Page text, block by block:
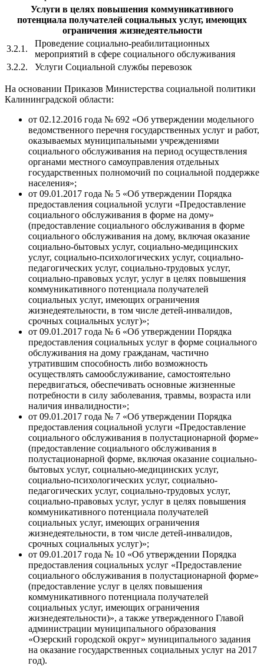
Услуги в целях повышения коммуникативного
потенциала получателей социальных услуг, имеющих
ограничения жизнедеятельности
3.2.1.
Проведение социально-реабилитационных
мероприятий в сфере социального обслуживания
3.2.2.
Услуги Социальной службы перевозок
На основании Приказов Министерства социальной политики
Калининградской области:
от 02.12.2016 года № 692 «Об утверждении модельного
ведомственного перечня государственных услуг и работ,
оказываемых муниципальными учреждениями
социального обслуживания на период осуществления
органами местного самоуправления отдельных
государственных полномочий по социальной поддержке
населения»;
от 09.01.2017 года № 5 «Об утверждении Порядка
предоставления социальной услуги «Предоставление
социального обслуживания в форме на дому»
(предоставление социального обслуживания в форме
социального обслуживания на дому, включая оказание
социально-бытовых услуг, социально-медицинских
услуг, социально-психологических услуг, социально-
педагогических услуг, социально-трудовых услуг,
социально-правовых услуг, услуг в целях повышения
коммуникативного потенциала получателей
социальных услуг, имеющих ограничения
жизнедеятельности, в том числе детей-инвалидов,
срочных социальных услуг)»;
от 09.01.2017 года № 6 «Об утверждении Порядка
предоставления социальных услуг в форме социального
обслуживания на дому гражданам, частично
утратившим способность либо возможность
осуществлять самообслуживание, самостоятельно
передвигаться, обеспечивать основные жизненные
потребности в силу заболевания, травмы, возраста или
наличия инвалидности»;
от 09.01.2017 года № 7 «Об утверждении Порядка
предоставления социальной услуги «Предоставление
социального обслуживания в полустационарной форме»
(предоставление социального обслуживания в
полустационарной форме, включая оказание социально-
бытовых услуг, социально-медицинских услуг,
социально-психологических услуг, социально-
педагогических услуг, социально-трудовых услуг,
социально-правовых услуг, услуг в целях повышения
коммуникативного потенциала получателей
социальных услуг, имеющих ограничения
жизнедеятельности, в том числе детей-инвалидов,
срочных социальных услуг)»;
от 09.01.2017 года № 10 «Об утверждении Порядка
предоставления социальных услуг «Предоставление
социального обслуживания в полустационарной форме»
(предоставление услуг в целях повышения
коммуникативного потенциала получателей
социальных услуг, имеющих ограничения
жизнедеятельности)», а также утвержденного Главой
администрации муниципального образования
«Озерский городской округ» муниципального задания
на оказание государственных социальных услуг на 2017
год).